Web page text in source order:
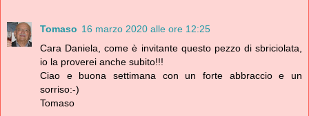
Tomaso 16 marzo 2020 alle ore 12:25
Cara Daniela, come è invitante questo pezzo di sbriciolata,
io la proverei anche subito!!!
Ciao e buona settimana con un forte abbraccio e un
sorriso:-)
Tomaso